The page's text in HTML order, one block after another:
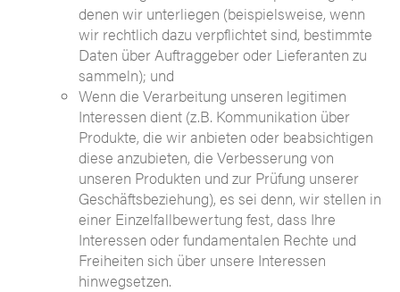
denen wir unterliegen (beispielsweise, wenn
wir rechtlich dazu verpflichtet sind, bestimmte
Daten über Auftraggeber oder Lieferanten zu
sammeln); und
Wenn die Verarbeitung unseren legitimen
Interessen dient (z.B. Kommunikation über
Produkte, die wir anbieten oder beabsichtigen
diese anzubieten, die Verbesserung von
unseren Produkten und zur Prüfung unserer
Geschäftsbeziehung), es sei denn, wir stellen in
einer Einzelfallbewertung fest, dass Ihre
Interessen oder fundamentalen Rechte und
Freiheiten sich über unsere Interessen
hinwegsetzen.